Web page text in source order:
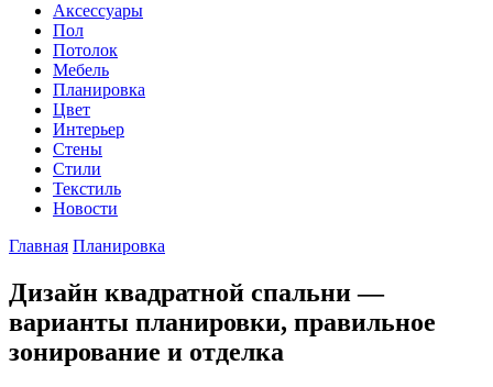
Аксессуары
Пол
Потолок
Мебель
Планировка
Цвет
Интерьер
Стены
Стили
Текстиль
Новости
Главная Планировка
Дизайн квадратной спальни —
варианты планировки, правильное
зонирование и отделка